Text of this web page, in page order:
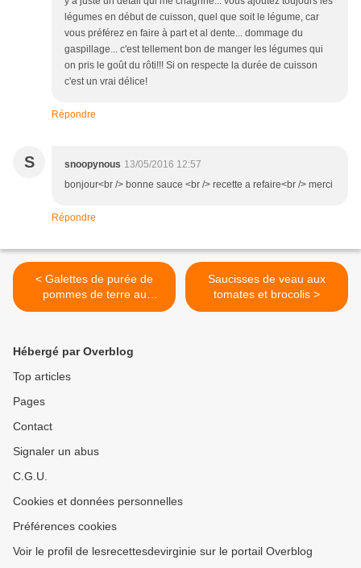
légumes en début de cuisson, quel que soit le légume, car
vous préférez en faire à part et al dente... dommage du
gaspillage... c'est tellement bon de manger les légumes qui
on pris le goût du rôti!!! Si on respecte la durée de cuisson
c'est un vrai délice!
Répondre
S snoopynous 13/05/2016 12:57
bonjour<br /> bonne sauce <br /> recette a refaire<br /> merci
Répondre
< Galettes de purée de
pommes de terre au
fromage
Saucisses de veau aux
tomates et brocolis >
Hébergé par Overblog
Top articles
Pages
Contact
Signaler un abus
C.G.U.
Cookies et données personnelles
Préférences cookies
Voir le profil de lesrecettesdevirginie sur le portail Overblog